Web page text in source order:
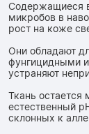
Содержащиеся
микробов в
рост на коже
Они обладают
фунгицидными
устраняют
Ткань остается
естественный
склонных к